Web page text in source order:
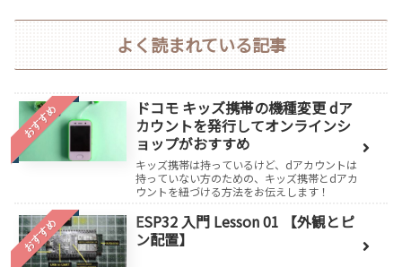
よく読まれている記事
おすすめ
ドコモ キッズ携帯の機種変更 dア
カウントを発行してオンラインシ
ョップがおすすめ
キッズ携帯は持っているけど、dアカウントは
持っていない方のための、キッズ携帯とdアカ
ウントを紐づける方法をお伝えします！
おすすめ
ESP32 入門 Lesson 01 【外観とピ
ン配置】